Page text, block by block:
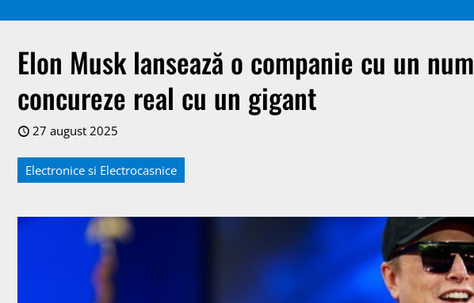
Elon Musk lansează o companie cu un
concureze real cu un gigant
27 august 2025
Electronice si Electrocasnice